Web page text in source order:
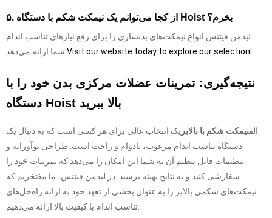
۵. از کجا می‌توانم یک نیمکت شکم با دستگاه Hoist بخرم؟
لیدمن فیتنس انواع نیمکت‌های بدنسازی را برای رفع نیازهای تناسب اندام
Visit our website today to explore our selection!
نتیجه‌گیری: تمرینات عضلات مرکزی بدن خود را با
دستگاه Hoist بالا ببرید
الفنیمکت شکم با بالابر یک انتخاب عالی برای هر کسی است که به دنبال یک
دستگاه تناسب اندام مرغوب، بادوام و راحت است. طراحی نوآورانه و
تنظیمات قابل تنظیم آن به شما این امکان را می‌دهد که تمرینات خود را
سفارشی کنید و به نتایج بهینه برسید. در لیدمن فیتنس، ما مفتخریم که
نیمکت‌های شکمی بالابر را به عنوان بخشی از تعهد خود به ارائه راه‌حل‌های